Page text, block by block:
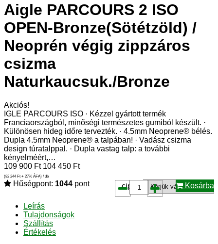
Aigle PARCOURS 2 ISO
OPEN-Bronze(Sötétzöld) /
Neoprén végig zippzáros
csizma
Naturkaucsuk./Bronze
Akciós!
IGLE PARCOURS ISO · Kézzel gyártott termék
Franciaországból, minőségi természetes gumiból készült. ·
Különösen hideg időre tervezték. · 4.5mm Neoprene® bélés.
Dupla 4.5mm Neoprene® a talpában! · Vadász csizma
design túratalppal. · Dupla vastag talp: a további
kényelméért,…
109 900 Ft 104 450 Ft
(82 244 Ft + 27% ÁFA) / db
Hűségpont: 1044 pont cipő*: Kosárba
Leírás
Tulajdonságok
Szállítás
Értékelés